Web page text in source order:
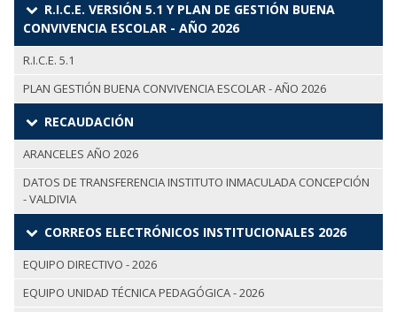
R.I.C.E. VERSIÓN 5.1 Y PLAN DE GESTIÓN BUENA
CONVIVENCIA ESCOLAR - AÑO 2026
R.I.C.E. 5.1
PLAN GESTIÓN BUENA CONVIVENCIA ESCOLAR - AÑO 2026
RECAUDACIÓN
ARANCELES AÑO 2026
DATOS DE TRANSFERENCIA INSTITUTO INMACULADA CONCEPCIÓN
- VALDIVIA
CORREOS ELECTRÓNICOS INSTITUCIONALES 2026
EQUIPO DIRECTIVO - 2026
EQUIPO UNIDAD TÉCNICA PEDAGÓGICA - 2026